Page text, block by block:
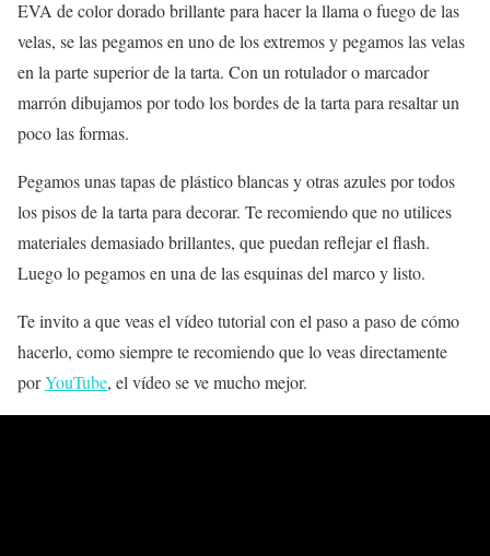
EVA de color dorado brillante para hacer la llama o fuego de las
velas, se las pegamos en uno de los extremos y pegamos las velas
en la parte superior de la tarta. Con un rotulador o marcador
marrón dibujamos por todo los bordes de la tarta para resaltar un
poco las formas.
Pegamos unas tapas de plástico blancas y otras azules por todos
los pisos de la tarta para decorar. Te recomiendo que no utilices
materiales demasiado brillantes, que puedan reflejar el flash.
Luego lo pegamos en una de las esquinas del marco y listo.
Te invito a que veas el vídeo tutorial con el paso a pasode cómo
hacerlo, como siempre te recomiendo que lo veas directamente
porYouTube, el vídeo se ve mucho mejor.